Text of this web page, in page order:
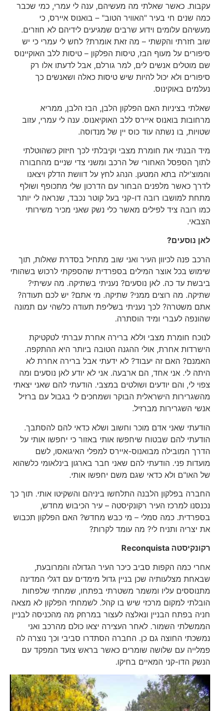
עקבות. כאשר שאלתי מה מעשיהם, ענה לי עמרי, כמי שכבר
כמה שנים חי בעיר "האוויר הטוב" – בואנוס איירס, כי
מעשיהם עלומים וידוע שרבים שמגיעים לידיהם לא חוזרים.
שוב חזרתי והקשתי – מה זאת אומרת? לחש לי עמרי כי יש
סיפורים על מעוף הבז, טיסות הפלקון – טיסות ללב האוקיינוס
שם מוטלים אנשים לים, למר גורלם, אבל לדעתו אלו רק
סיפורים ולא יכול להיות שיש טיסות כאלה ושאנשים כך
נעלמים באוקינוס.
שאלתי בציניות האם הפלקון הלבן, הבז הלבן, ממריא
מרחובות בואנוס איירס ללב האוקיאנוס. ענה לי עמרי, עזוב
שטויות, בו נשתה עוד כוס יין של מנדוסה.
מיד הבנתי את חומרת מצבי וקיבלתי לכך חיזוק כשהוטלתי
לתוך הספסל האחורי של הרכב ומשני צדי שניים מהחבורה
והמוצ'ילה בתא המטען. הנהג לחץ על דוושת הדלק ויצאנו
לדרך כאשר מלפנים הבחור עם הדרכון שלי מתכופף ושולף
מתחת למושבו רובה דו-קני בעל קוטר נכבד, שנראה לי יותר
כמו רובה ציד לפילים מאשר כלי נשק שאני מכיר משירותי
הצבאי.
לאן נוסעים?
הרכב פנה לכיוון העיר ואני שוב מתחיל בסדרת שאלות, תוך
שימוש בכל אוצר המילים בספרדית שהספקתי לרכוש בשהותי
ביבשת עד כה. לאן נוסעים? נעניתי בשתיקה. מה עשיתי?
שתיקה. מה רוצים ממני? שתיקה. מי אתם? יש לכם תעודה?
אתם משטרה? לכך נעניתי בשליפת תעודה כלשהי עם תמונה
שהונפה לעברי ומיד הוסתרה.
לנוכח חומרת מצבי וללא ברירה אחרת עברתי לטקטיקת
הישרדות אחרת, אולי ההגנה הטובה ביותר היא ההתקפה.
האמנם? האם זה יעבוד? לא ידעתי אבל ברירה אחרת לא
היתה לי. אני אחד, הם ארבעה. אני לא יודע לאן נוסעים ומה
צפוי לי, והם יודעים ושולטים במצבי. הודעתי להם שאני יצאתי
מהשגרירות הישראלית הבוקר ושמחכים לי בגבול עם ברזיל
אנשי השגרירות מברזיל.
הודעתי שאני אדם מוכר וחשוב ושלא כדאי להם להסתבך.
הודעתי להם שבטוח שיחפשו אותי באזור כי יחפשו אותי על
הדרך המובילה מבואנוס-איירס למפלי האיגואסו, לשם
מועדות פני. הודעתי להם שאני חבר בארגון בינלאומי כלשהוא
של האו"ם ולא כדאי שגם משם יחפשו אותי.
החברה בפלקון הלבנה התלחשו ביניהם והשקיטו אותי. תוך כך
נכנסנו למרכז העיר רקונקיסטה – עיר הכיבוש מחדש,
בספרדית. כמה סמלי – מי כבש מחדש? האם הפלקון תכבוש
את יצריה ותניח לי? מה עומד לקרות?
רקונקיסטה Reconquista
אחרי כמה הקפות סביב כיכר העיר הגדולה והמרובעת,
שבאחת מצלעותיה שכן בניין גדול מימדים עם דגלי המדינה
מתנוססים עליו ומשמר משטרתי בפתחו, שמחתי שלפחות
הובלתי למקום מרכזי שיש בו קהל. לשמחתי הפלקון לא מצאה
חניה בפתח הבניין ונאלצה לעצור במרחק מה מהכניסה לבניין
הממשלתי השמור. לאחר העצירה יצאו כולם מהרכב ואני
נמשכתי החוצה גם כן. החברה הסתדרו סביבי וכך נוצרה לה
פמלייה עם שלושה שומרים כאשר בראש צועד המפקד עם
הנשק הדו-קני המאיים בחיקו.